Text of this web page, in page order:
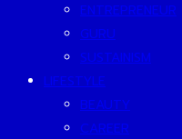
ENTREPRENEUR
GURU
SUSTAINISM
LIFESTYLE
BEAUTY
CAREER